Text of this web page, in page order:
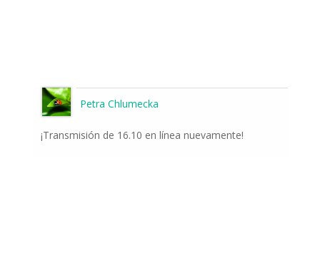
Petra Chlumecka
¡Transmisión de 16.10 en línea nuevamente!